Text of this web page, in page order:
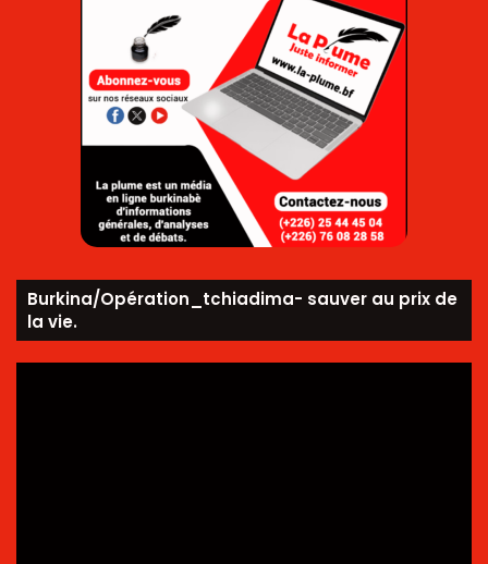
Burkina/Opération_tchiadima- sauver au prix de
la vie.